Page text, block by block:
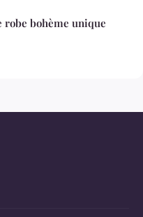
robe bohème unique